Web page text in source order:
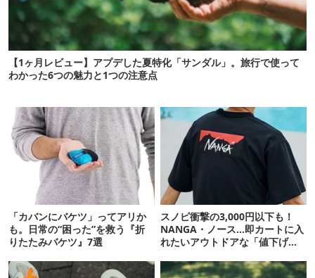
【1ヶ月レビュー】アプデした夏特化「サンダル」。旅行で使って
わかった6つの魅力と1つの注意点
「カバンにバケツ」ってアリか
も。日常の“困った”を救う『折
りたたみバケツ』7選
スノピ衝撃の3,000円以下も！
NANGA・ノース…即カートに入
れたいアウトドアな「値下げ夏